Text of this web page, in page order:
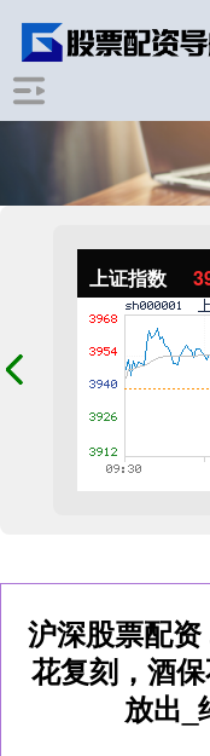
上证指数
沪深股票配
花复刻，酒
放出_